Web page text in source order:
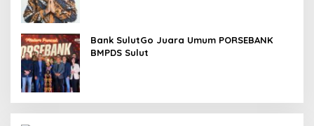
Bank SulutGo Juara Umum PORSEBANK
BMPDS Sulut